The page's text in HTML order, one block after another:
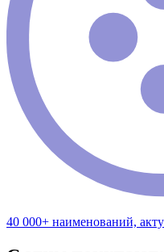
40 000+ наименований,